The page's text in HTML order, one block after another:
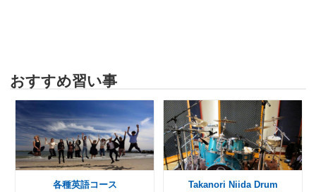
おすすめ習い事
各種英語コース Takanori Niida Drum